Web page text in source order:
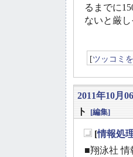
るまでに
ないと厳し
[ツッコミ
2011年10月
ト
[編集]
[情報処
■翔泳社 情